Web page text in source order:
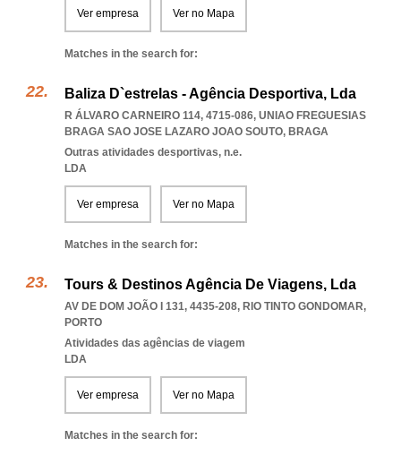
Ver empresa Ver no Mapa
Matches in the search for:
Baliza D`estrelas - Agência Desportiva, Lda
R ÁLVARO CARNEIRO 114, 4715-086, UNIAO FREGUESIAS
BRAGA SAO JOSE LAZARO JOAO SOUTO, BRAGA
Outras atividades desportivas, n.e.
LDA
Ver empresa Ver no Mapa
Matches in the search for:
Tours & Destinos Agência De Viagens, Lda
AV DE DOM JOÃO I 131, 4435-208, RIO TINTO GONDOMAR,
PORTO
Atividades das agências de viagem
LDA
Ver empresa Ver no Mapa
Matches in the search for: